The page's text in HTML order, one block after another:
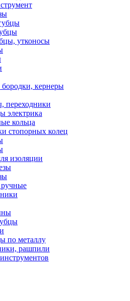
утконосы
бородки, кернеры
переходники
электрика
кольца
стопорных колец
изоляции
по металлу
рашпили